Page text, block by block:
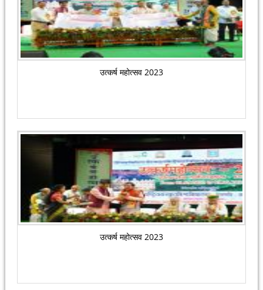
उत्कर्ष महोत्सव 2023
उत्कर्ष महोत्सव 2023